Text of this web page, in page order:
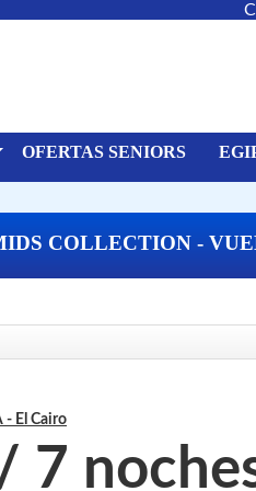
OFERTAS SENIORS
COLLECTION -
- El Cairo
7